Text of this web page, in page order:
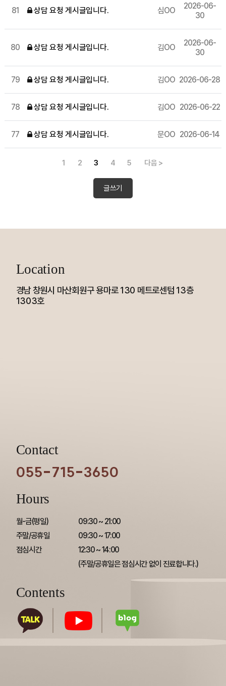
81 상담 요청 게시글입니다. 심OO
2026-06-
30
80 상담 요청 게시글입니다. 김OO
2026-06-
30
79 상담 요청 게시글입니다. 김OO 2026-06-28
78 상담 요청 게시글입니다. 김OO 2026-06-22
77 상담 요청 게시글입니다. 문OO 2026-06-14
1 2 3 4 5 다음 >
글쓰기
Location
경남 창원시 마산회원구 용마로 130 메트로센텀 13층
1303호
Contact
055-715-3650
Hours
월-금(평일)
주말/공휴일
점심시간
09:30 ~ 21:00
09:30 ~ 17:00
12:30 ~ 14:00
(주말/공휴일은 점심시간 없이 진료합니다.)
Contents